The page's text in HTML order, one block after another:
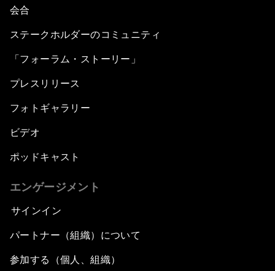
会合
ステークホルダーのコミュニティ
「フォーラム・ストーリー」
プレスリリース
フォトギャラリー
ビデオ
ポッドキャスト
エンゲージメント
サインイン
パートナー（組織）について
参加する（個人、組織）